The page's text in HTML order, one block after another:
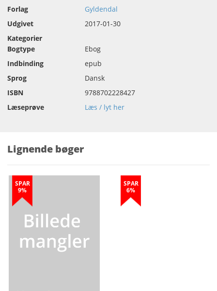
Forlag
Gyldendal
Udgivet
2017-01-30
Kategorier
Bogtype
Ebog
Indbinding
epub
Sprog
Dansk
ISBN
9788702228427
Læseprøve
Læs / lyt her
Lignende bøger
SPAR
9%
SPAR
6%